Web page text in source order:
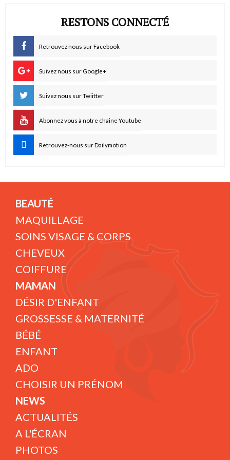
RESTONS CONNECTÉ
Retrouvez nous sur Facebook
Suivez nous sur Google+
Suivez nous sur Twiitter
Abonnez vous à notre chaine Youtube
Retrouvez-nous sur Dailymotion
BEAUTÉ
MAQUILLAGE
SOINS VISAGE & CORPS
CHEVEUX
COIFFURE
MAMAN
DÉSIR D'ENFANT
GROSSESSE & MATERNITÉ
BÉBÉ
ENFANT
ADO
CHOISIR UN PRÉNOM
NEWS
ACTUALITÉS
A L'ÉCRAN
PHOTOS